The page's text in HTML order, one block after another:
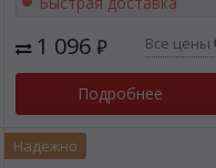
1 096₽ Все цены
Подробнее
Надежно